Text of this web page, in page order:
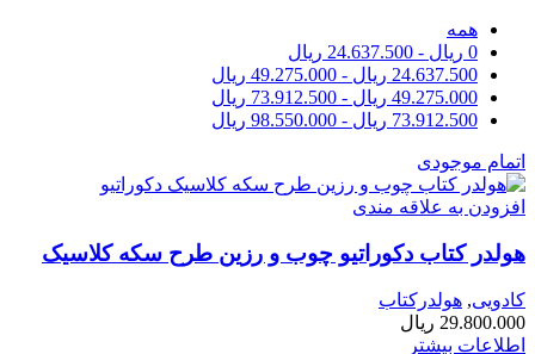
همه
0 ریال -
24.637.500 ریال
24.637.500 ریال -
49.275.000 ریال
49.275.000 ریال -
73.912.500 ریال
73.912.500 ریال -
98.550.000 ریال
اتمام موجودی
افزودن به علاقه مندی
هولدر کتاب دکوراتیو چوب و رزین طرح سکه کلاسیک
کادویی, هولدرکتاب
29.800.000 ریال
اطلاعات بیشتر